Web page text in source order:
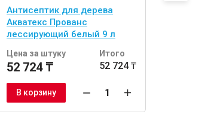
Антисептик для дерева
Акватекс Прованс
лессирующий белый 9 л
Цена за штуку
52 724 ₸
Итого
52 724 ₸
В корзину